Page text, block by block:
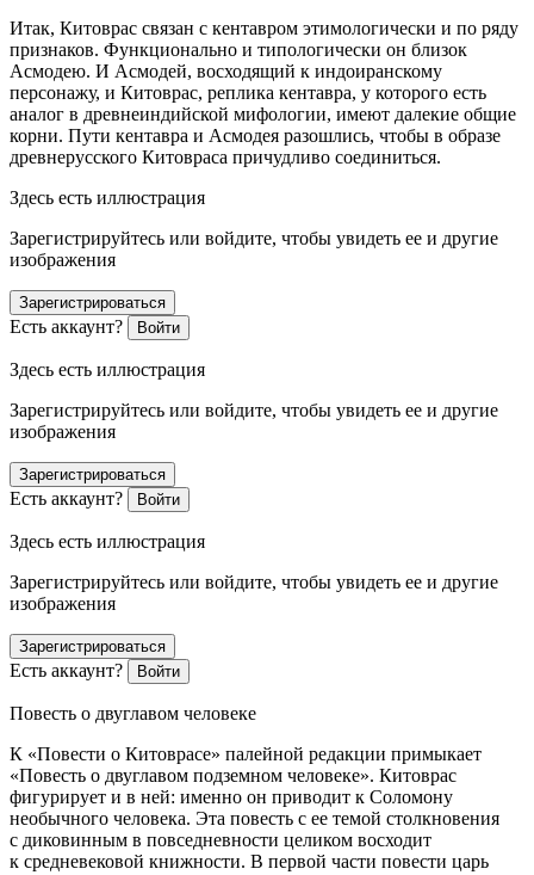
Итак, Китоврас связан с кентавром этимологически и по ряду
признаков. Функционально и типологически он близок
Асмодею. И Асмодей, восходящий к индоиранскому
персонажу, и Китоврас, реплика кентавра, у которого есть
аналог в древнеиндийской мифологии, имеют далекие общие
корни. Пути кентавра и Асмодея разошлись, чтобы в образе
древнерусского Китовраса причудливо соединиться.
Здесь есть иллюстрация
Зарегистрируйтесь или войдите, чтобы увидеть ее и другие
изображения
Зарегистрироваться
Есть аккаунт? Войти
Здесь есть иллюстрация
Зарегистрируйтесь или войдите, чтобы увидеть ее и другие
изображения
Зарегистрироваться
Есть аккаунт? Войти
Здесь есть иллюстрация
Зарегистрируйтесь или войдите, чтобы увидеть ее и другие
изображения
Зарегистрироваться
Есть аккаунт? Войти
Повесть о двуглавом человеке
К «Повести о Китоврасе» палейной редакции примыкает
«Повесть о двуглавом подземном человеке». Китоврас
фигурирует и в ней: именно он приводит к Соломону
необычного человека. Эта повесть с ее темой столкновения
с диковинным в повседневности целиком восходит
к средневековой книжности. В первой части повести царь